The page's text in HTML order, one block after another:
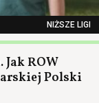
NIŻSZE LIGI
ROW
Polski